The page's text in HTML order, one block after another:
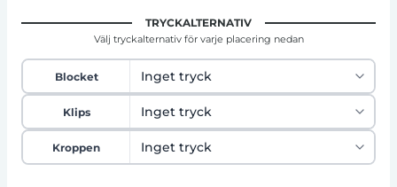
TRYCKALTERNATIV
Välj tryckalternativ för varje placering nedan
Blocket
Klips
Kroppen